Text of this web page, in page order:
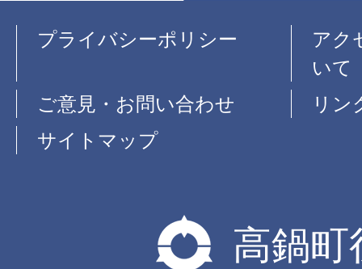
プライバシーポリシー
アク
いて
ご意見・お問い合わせ
リン
サイトマップ
高鍋町